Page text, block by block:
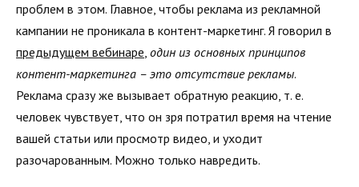
проблем в этом. Главное, чтобы реклама из рекламной
кампании не проникала в контент-маркетинг. Я говорил в
предыдущем вебинаре, один из основных принципов
контент-маркетинга – это отсутствие рекламы.
Реклама сразу же вызывает обратную реакцию, т. е.
человек чувствует, что он зря потратил время на чтение
вашей статьи или просмотр видео, и уходит
разочарованным. Можно только навредить.